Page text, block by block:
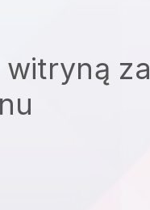
witryną za